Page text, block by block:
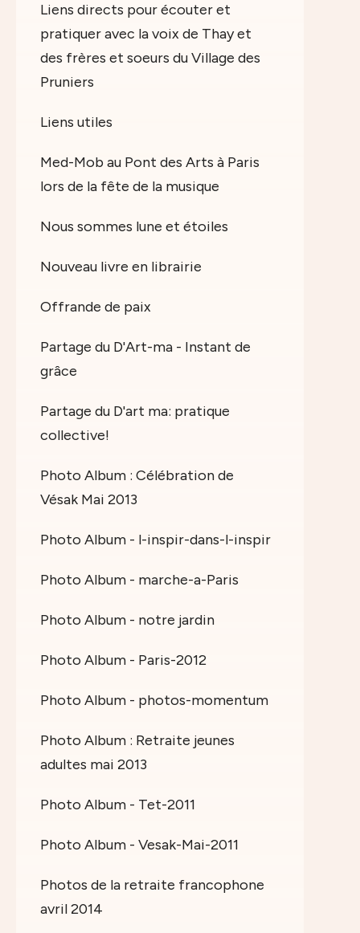
Liens directs pour écouter et
pratiquer avec la voix de Thay et
des frères et soeurs du Village des
Pruniers
Liens utiles
Med-Mob au Pont des Arts à Paris
lors de la fête de la musique
Nous sommes lune et étoiles
Nouveau livre en librairie
Offrande de paix
Partage du D'Art-ma - Instant de
grâce
Partage du D'art ma: pratique
collective!
Photo Album : Célébration de
Vésak Mai 2013
Photo Album - l-inspir-dans-l-inspir
Photo Album - marche-a-Paris
Photo Album - notre jardin
Photo Album - Paris-2012
Photo Album - photos-momentum
Photo Album : Retraite jeunes
adultes mai 2013
Photo Album - Tet-2011
Photo Album - Vesak-Mai-2011
Photos de la retraite francophone
avril 2014